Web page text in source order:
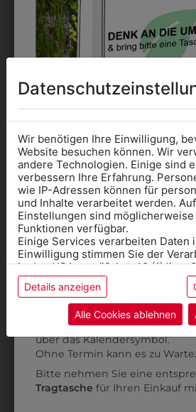
GESCHIRRTUCH
BLAU
€ 2,00
Wir benötigen Ihre Einwilligung,
Website besuchen können. Wir
andere Technologien. Einige sind
verbessern Ihre Erfahrung.
wie IP-Adressen können für
und Inhalte verarbeitet werden.
Einstellungen sind
Funktionen verfügbar.
Einige Services verarbeiten Daten
Einwilligung stimmen Sie der
in den USA gemäß Art. 49 (1) lit. a
stuft die USA als Land mit
ein, und es besteht das Risiko,
Daten ohne Klagemöglichkeit für
Datenschutzerklärungbzw. im
Details anzeigen
Alle Cookies ablehnen
Informationen
Kleidung
für die SCHULE
benötigen
Online Shop: Klick auf
Kategorie und die richtige
AnprobeVorort im Geschäft:
über das Kalendersymbol.
Ohne Termin kann es zu
Bitte nehmen Sie eine
Tragtasche für Ihren Einkauf